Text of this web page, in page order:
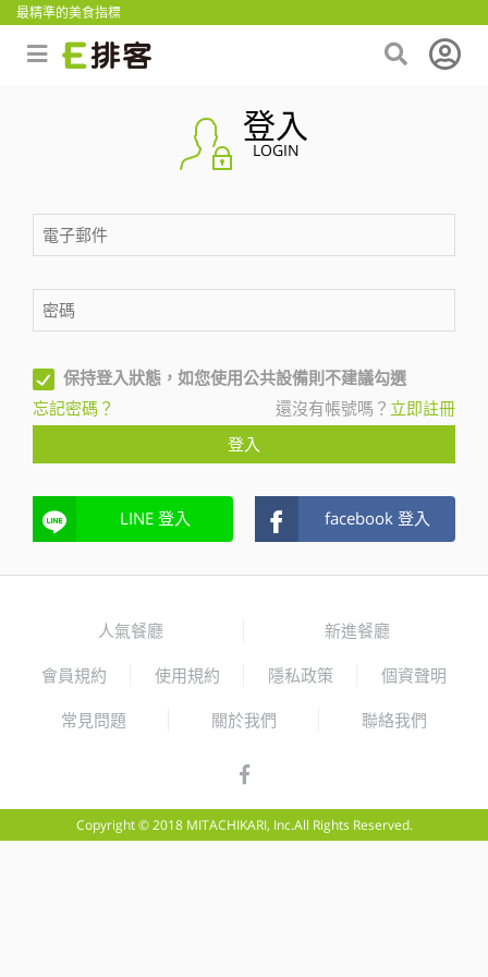
最精準的美食指標
登入
LOGIN
保持登入狀態，如您使用公共設備則不建議勾選
忘記密碼？
還沒有帳號嗎？ 立即註冊
登入
LINE 登入 facebook 登入
人氣餐廳 新進餐廳
會員規約 使用規約 隱私政策 個資聲明
常見問題 關於我們 聯絡我們
Copyright © 2018 MITACHIKARI, Inc.All Rights Reserved.